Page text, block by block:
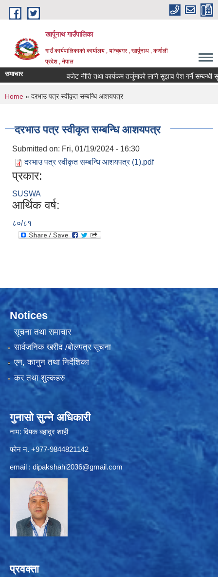
Skip to main content
खार्पूनाथ गाउँपालिका
गाउँ कार्यपालिकाको कार्यालय , यांग्चुबगर , खार्पूनाथ , कर्णाली
प्रदेश , नेपाल
समाचार वजेट नीति तथा कार्यकम तर्जुमाको लागि सुझाव पेश गर्ने सम्बन्धी
You are here
Home » दरभाउ पत्र स्वीकृत सम्बन्धि आशयपत्र
दरभाउ पत्र स्वीकृत सम्बन्धि आशयपत्र
Submitted on: Fri, 01/19/2024 - 16:30
दरभाउ पत्र स्वीकृत सम्बन्धि आशयपत्र (1).pdf
प्रकार:
SUSWA
आर्थिक वर्ष:
८०/८१
Notices
सूचना तथा समाचार
सार्वजनिक खरीद /बोलपत्र सूचना
एन, कानुन तथा निर्देशिका
कर तथा शुल्कहरु
गुनासो सुन्ने अधिकारी
नाम: दिपक बहादुर शाही
फोन न. +977-9844821142
email : dipakshahi2036@gmail.com
प्रवक्ता